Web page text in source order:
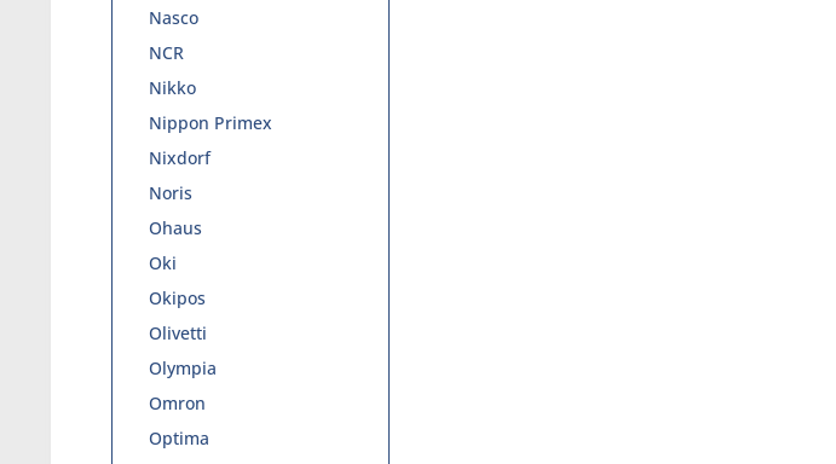
Nasco
NCR
Nikko
Nippon Primex
Nixdorf
Noris
Ohaus
Oki
Okipos
Olivetti
Olympia
Omron
Optima